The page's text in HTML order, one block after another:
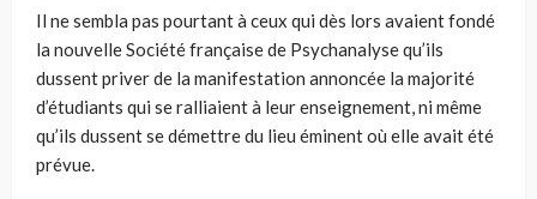
Il ne sembla pas pourtant à ceux qui dès lors avaient fondé
la nouvelle Société française de Psychanalyse qu’ils
dussent priver de la manifestation annoncée la majorité
d’étudiants qui se ralliaient à leur enseignement, ni même
qu’ils dussent se démettre du lieu éminent où elle avait été
prévue.